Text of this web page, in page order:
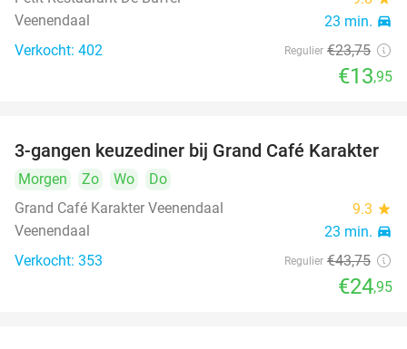
Veenendaal 23 min. directions_car
Verkocht: 402 Regulier €23,75
€13,95
43%
3-gangen keuzediner bij Grand Café Karakter
Morgen Zo Wo
Do
Grand Café Karakter Veenendaal
9.3 star
Veenendaal 23 min. directions_car
Verkocht: 353 Regulier €43,75
€24,95